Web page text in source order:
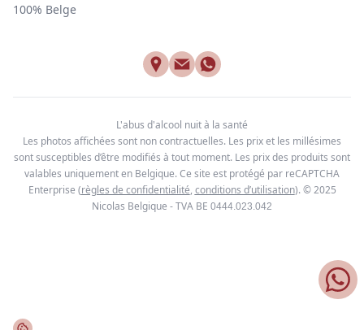
100% Belge
L'abus d'alcool nuit à la santé
Les photos affichées sont non contractuelles. Les prix et les millésimes
sont susceptibles d’être modifiés à tout moment. Les prix des produits sont
valables uniquement en Belgique. Ce site est protégé par reCAPTCHA
Enterprise (règles de confidentialité, conditions d’utilisation). © 2025
Nicolas Belgique - TVA BE 0444.023.042